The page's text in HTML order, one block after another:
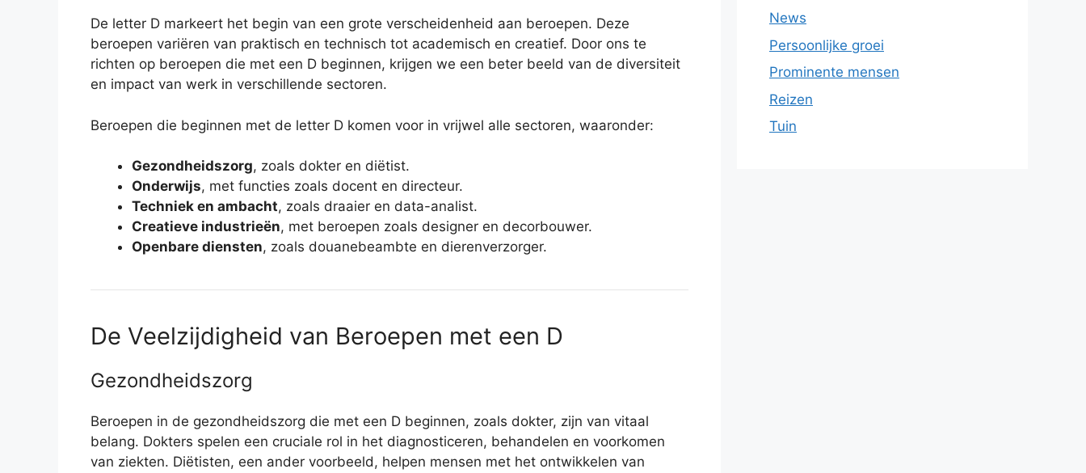
De letter D markeert het begin van een grote verscheidenheid aan beroepen. Deze
beroepen variëren van praktisch en technisch tot academisch en creatief. Door ons te
richten op beroepen die met een D beginnen, krijgen we een beter beeld van de diversiteit
en impact van werk in verschillende sectoren.
Beroepen die beginnen met de letter D komen voor in vrijwel alle sectoren, waaronder:
Gezondheidszorg, zoals dokter en diëtist.
Onderwijs, met functies zoals docent en directeur.
Techniek en ambacht, zoals draaier en data-analist.
Creatieve industrieën, met beroepen zoals designer en decorbouwer.
Openbare diensten, zoals douanebeambte en dierenverzorger.
De Veelzijdigheid van Beroepen met een D
Gezondheidszorg
Beroepen in de gezondheidszorg die met een D beginnen, zoals dokter, zijn van vitaal
belang. Dokters spelen een cruciale rol in het diagnosticeren, behandelen en voorkomen
van ziekten. Diëtisten, een ander voorbeeld, helpen mensen met het ontwikkelen van
News
Persoonlijke groei
Prominente mensen
Reizen
Tuin